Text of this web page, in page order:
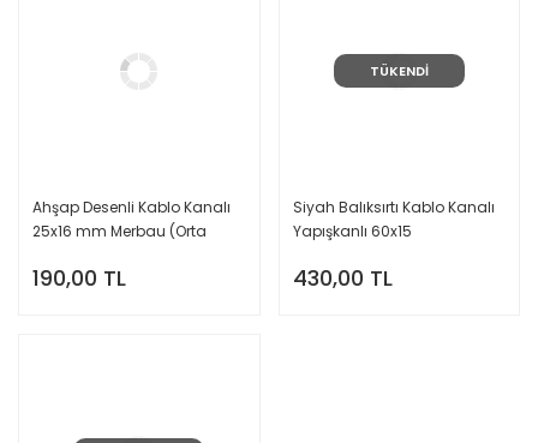
Ahşap Desenli Kablo Kanalı
25x16 mm Merbau (Orta
190,00 TL
TÜKENDİ
Siyah Balıksırtı Kablo Kanalı
Yapışkanlı 60x15
430,00 TL